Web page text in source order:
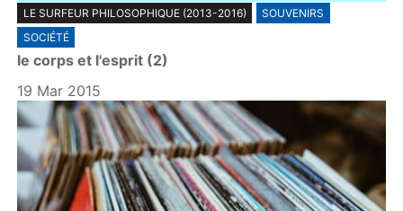
l
a
y
LE SURFEUR PHILOSOPHIQUE (2013-2016)
SOUVENIRS
SOCIÉTÉ
le corps et l'esprit (2)
19 Mar 2015